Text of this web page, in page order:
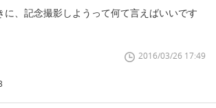
に、記念撮影しようって何て言えばいいです
2016/03/26 17:49